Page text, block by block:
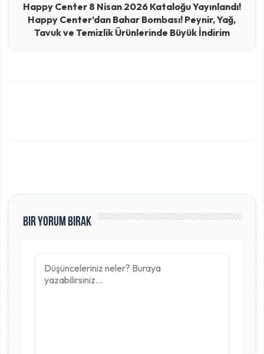
Happy Center 8 Nisan 2026 Kataloğu Yayınlandı!
Happy Center’dan Bahar Bombası! Peynir, Yağ,
Tavuk ve Temizlik Ürünlerinde Büyük İndirim
Bir Yorum Bırak